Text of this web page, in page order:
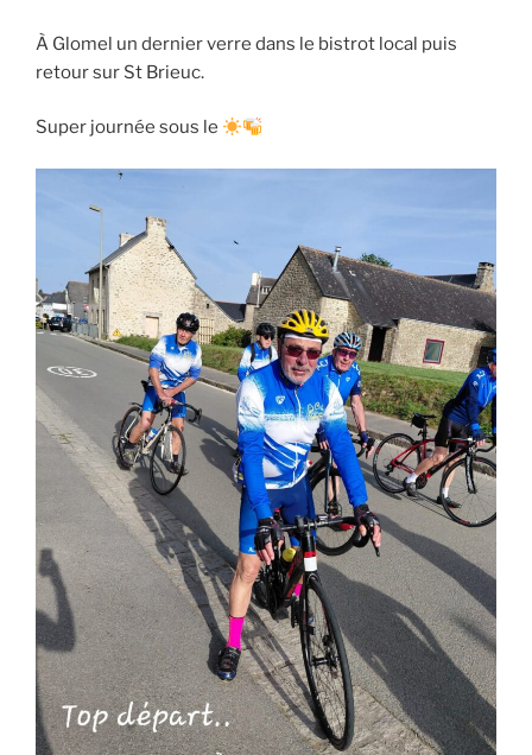
À Glomel un dernier verre dans le bistrot local puis
retour sur St Brieuc.
Super journée sous le